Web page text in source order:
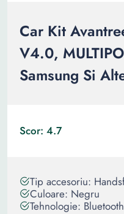
Car Kit
V4.0,
Samsung Si
Scor: 4.7
Tip accesoriu:
Culoare: Negru
Tehnologie: Bluetooth